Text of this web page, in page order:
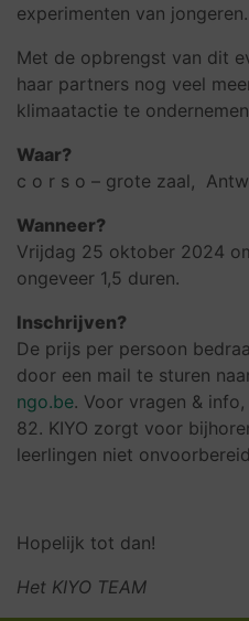
experimenten van jongeren.
Met de opbrengst van dit
haar partners nog veel
klimaatactie te
Waar?
c o r s o – grote zaal,
Wanneer?
Vrijdag 25 oktober 2024
ongeveer 1,5 duren.
Inschrijven?
De prijs per persoon
door een mail te sturen
ngo.be. Voor vragen &
82. KIYO zorgt voor
leerlingen niet
Hopelijk tot dan!
Het KIYO TEAM